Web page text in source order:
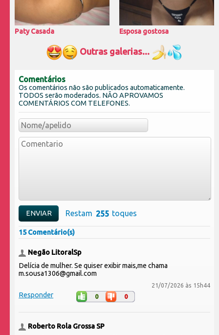
Paty Casada Esposa gostosa
Outras galerias...
Comentários
Os comentários não são publicados automaticamente.
TODOS serão moderados. NÃO APROVAMOS
COMENTÁRIOS COM TELEFONES.
Restam toques
15 Comentário(s)
Negão LitoralSp
Delícia de mulher. Se quiser exibir mais,me chama
m.sousa1306@gmail.com
21/07/2026 às 15h44
Responder 0 0
Roberto Rola Grossa SP